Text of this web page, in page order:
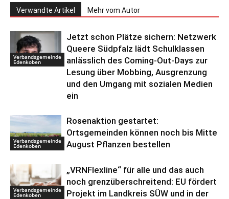
Verwandte Artikel Mehr vom Autor
Verbandsgemeinde
Edenkoben
Jetzt schon Plätze sichern: Netzwerk
Queere Südpfalz lädt Schulklassen
anlässlich des Coming-Out-Days zur
Lesung über Mobbing, Ausgrenzung
und den Umgang mit sozialen Medien
ein
Verbandsgemeinde
Edenkoben
Rosenaktion gestartet:
Ortsgemeinden können noch bis Mitte
August Pflanzen bestellen
Verbandsgemeinde
Edenkoben
„VRNFlexline“ für alle und das auch
noch grenzüberschreitend: EU fördert
Projekt im Landkreis SÜW und in der